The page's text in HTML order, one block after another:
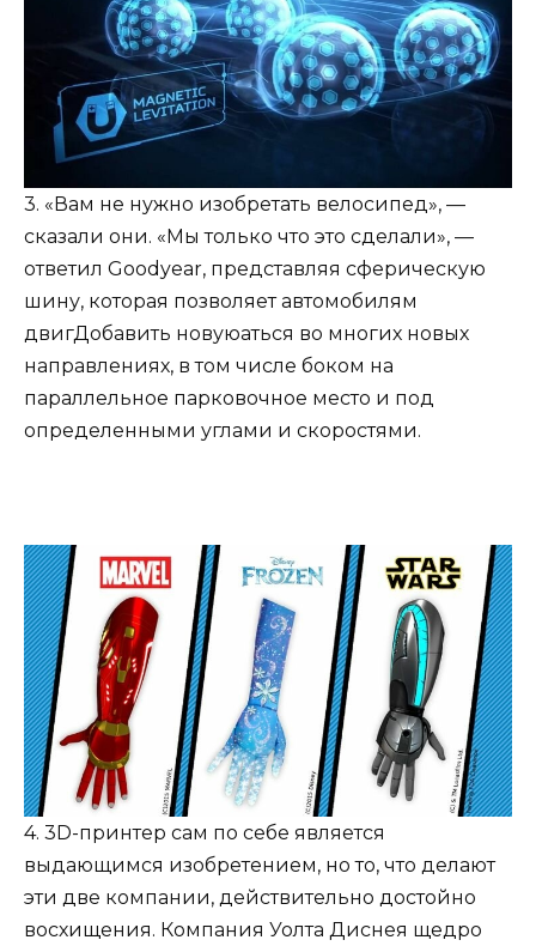
3. «Вам не нужно изобретать велосипед», —
сказали они. «Мы только что это сделали», —
ответил Goodyear, представляя сферическую
шину, которая позволяет автомобилям
двигДобавить новуюаться во многих новых
направлениях, в том числе боком на
параллельное парковочное место и под
определенными углами и скоростями.
4. 3D-принтер сам по себе является
выдающимся изобретением, но то, что делают
эти две компании, действительно достойно
восхищения. Компания Уолта Диснея щедро